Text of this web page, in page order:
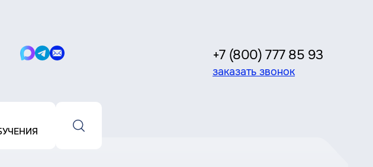
Написать
Написать
Написать
+7 (800) 777 85 93
заказать звонок